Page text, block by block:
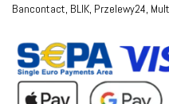
Bancontact, BLIK, Przelewy24,